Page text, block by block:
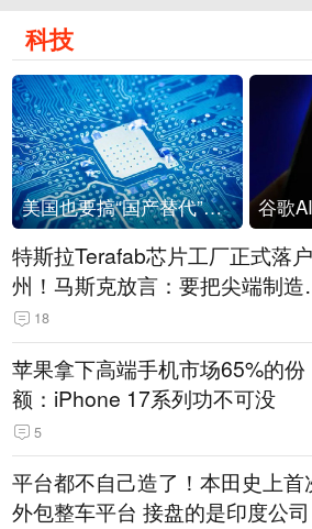
科技
美国也要搞“国产替代”？先算清三笔账
特斯拉Terafab芯片工厂正式落
州！马斯克放言：要把尖端制造
回美国
18
苹果拿下高端手机市场65%的份
额：iPhone 17系列功不可没
5
平台都不自己造了！本田史上首
外包整车平台 接盘的是印度公司